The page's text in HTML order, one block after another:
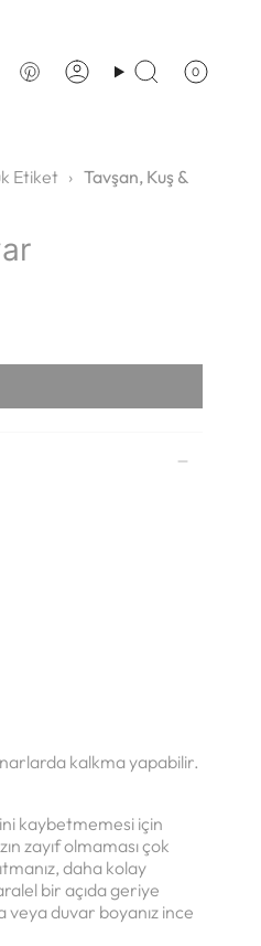
PinterestAccountSearch 0
Etiket › Tavşan, Kuş &
kalkma yapabilir.
kaybetmemesi için
zayıf olmaması çok
daha kolay
bir açıda geriye
veya duvar boyanız ince